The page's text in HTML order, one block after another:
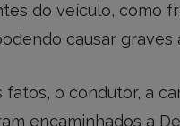
do veículo, como
causar graves
fatos, o condutor, a
encaminhados a